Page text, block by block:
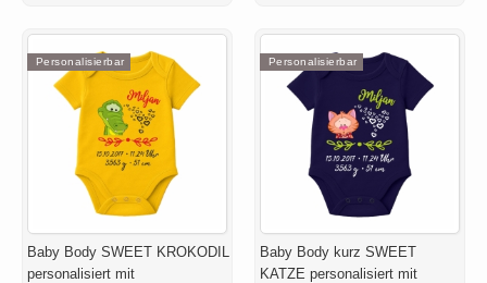
Personalisierbar
Baby Body SWEET KROKODIL
personalisiert mit
Personalisierbar
Baby Body kurz SWEET
KATZE personalisiert mit